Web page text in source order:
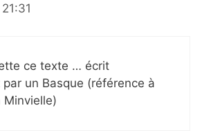
ce texte … écrit
un Basque (référence à